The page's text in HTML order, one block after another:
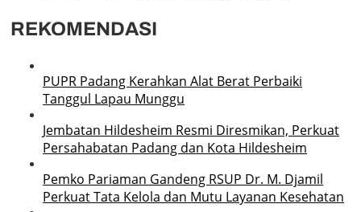
REKOMENDASI
PUPR Padang Kerahkan Alat Berat Perbaiki
Tanggul Lapau Munggu
Jembatan Hildesheim Resmi Diresmikan, Perkuat
Persahabatan Padang dan Kota Hildesheim
Pemko Pariaman Gandeng RSUP Dr. M. Djamil
Perkuat Tata Kelola dan Mutu Layanan Kesehatan